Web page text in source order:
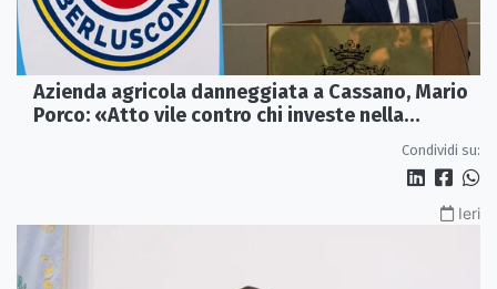
Azienda agricola danneggiata a Cassano, Mario
Porco: «Atto vile contro chi investe nella
Condividi su:
Ieri